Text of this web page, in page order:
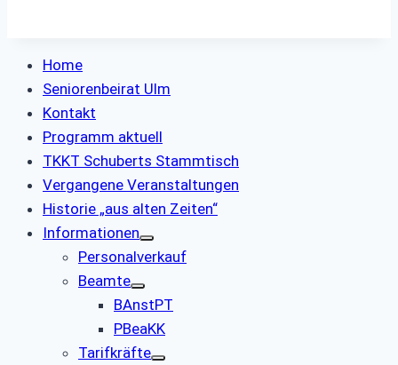
Home
Seniorenbeirat Ulm
Kontakt
Programm aktuell
TKKT Schuberts Stammtisch
Vergangene Veranstaltungen
Historie „aus alten Zeiten“
Informationen
Personalverkauf
Beamte
BAnstPT
PBeaKK
Tarifkräfte